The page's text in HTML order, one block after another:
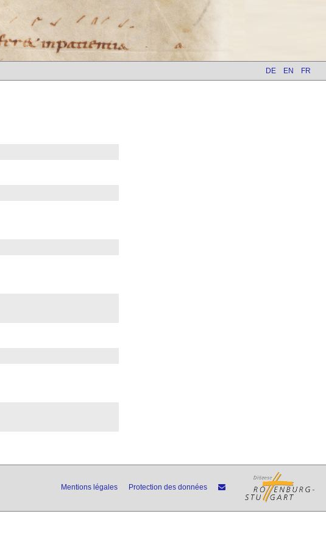
DE EN FR
Mentions légales Protection des données